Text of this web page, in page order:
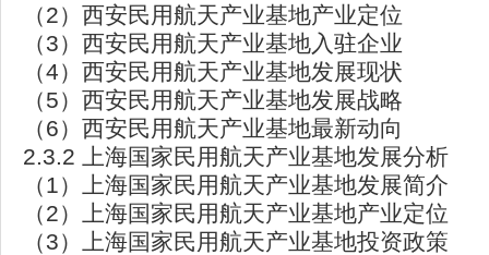
（2）西安民用航天产业基地产业定位
（3）西安民用航天产业基地入驻企业
（4）西安民用航天产业基地发展现状
（5）西安民用航天产业基地发展战略
（6）西安民用航天产业基地最新动向
2.3.2 上海国家民用航天产业基地发展分析
（1）上海国家民用航天产业基地发展简介
（2）上海国家民用航天产业基地产业定位
（3）上海国家民用航天产业基地投资政策